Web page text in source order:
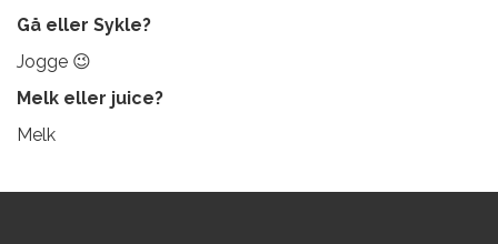
Gå eller Sykle?
Jogge 😉
Melk eller juice?
Melk